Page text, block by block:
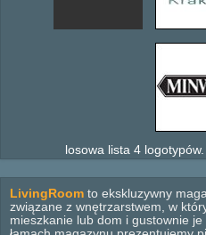
losowa lista 4 logotypów.
LivingRoom to ekskluzywny
związane z wnętrzarstwem, w
mieszkanie lub dom i gustownie